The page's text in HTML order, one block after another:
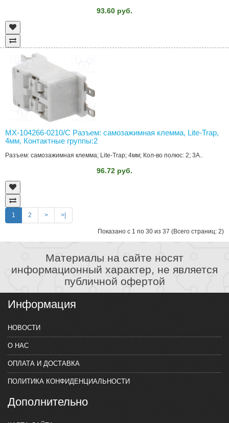
93.60 руб.
MX-104266-0210/C Разъем: самозажимная клемма, Lite-Trap,
4мм, Контактные группы:2
Разъем: самозажимная клемма; Lite-Trap; 4мм; Кол-во полюс: 2; 3А..
96.72 руб.
1 2 > >|
Показано с 1 по 30 из 37 (Всего страниц: 2)
Материалы на сайте носят
информационный характер, не является
публичной офертой
Информация
НОВОСТИ
О НАС
ОПЛАТА И ДОСТАВКА
ПОЛИТИКА КОНФИДЕНЦИАЛЬНОСТИ
Дополнительно